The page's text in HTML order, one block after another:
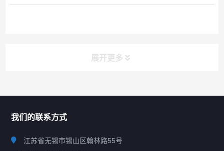
展开更多
我们的联系方式
江苏省无锡市锡山区翰林路55号